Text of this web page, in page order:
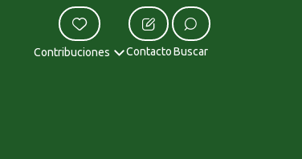
Contribuciones Contacto Buscar